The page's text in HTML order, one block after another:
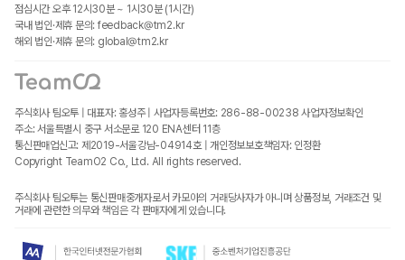
점심시간 오후 12시30분 ~ 1시30분 (1시간)
국내 법인·제휴 문의: feedback@tm2.kr
해외 법인·제휴 문의: global@tm2.kr
주식회사 팀오투 | 대표자: 홍성주 | 사업자등록번호: 286-88-00238 사업자정보확인
주소: 서울특별시 중구 서소문로 120 ENA센터 11층
통신판매업신고: 제2019-서울강남-04914호 | 개인정보보호책임자: 인정환
Copyright TeamO2 Co., Ltd. All rights reserved.
주식회사 팀오투는 통신판매중개자로서 카모아의 거래당사자가 아니며 상품정보, 거래조건 및
거래에 관련한 의무와 책임은 각 판매자에게 있습니다.